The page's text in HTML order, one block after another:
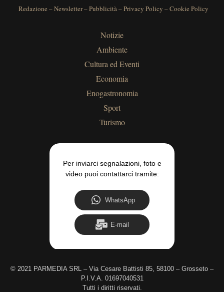
Redazione –Newsletter–Pubblicità–Privacy Policy –Cookie Policy
Notizie
Ambiente
Cultura ed Eventi
Economia
Enogastronomia
Sport
Turismo
Per inviarci segnalazioni, foto e
video puoi contattarci tramite:
WhatsApp
E-mail
© 2021 PARMEDIA SRL – Via Cesare Battisti 85, 58100 – Grosseto –
P.I.V.A. 01697040531
Tutti i diritti riservati.